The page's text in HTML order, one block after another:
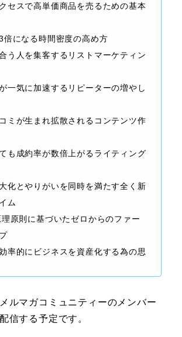
セスで高単価商品を売るための基本
倍になる時間密度の高め方
う人を集客するリストマーケティン
一気に加速するリピーターの増やし
ミが生まれ拡散されるコンテンツ作
も成約率が数倍上がるライティング
化とやりがいを同時を満たす全く新
ム
理原則に基づいたゼロからのファー
率的にビジネスを資産化する為の思
ルマガコミュニティーのメンバー
信する予定です。